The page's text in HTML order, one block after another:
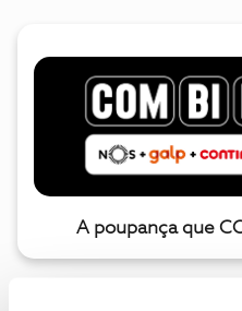
A poupança que